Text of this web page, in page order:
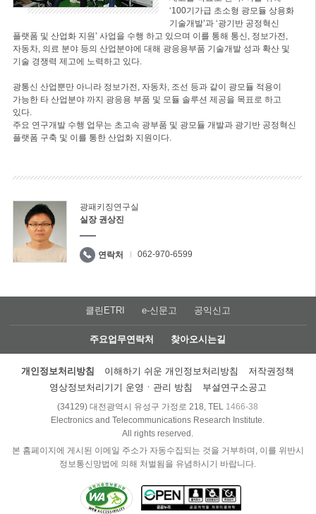
‘100기가급 초소형 광모듈 상용화
기술개발’과 ‘광기반 공정혁신
플랫폼 및 산업화 지원’ 사업을 수행 하고 있으며 이를 통해 통신, 정보가전,
자동차, 의료 분야 등의 산업분야에 대해 광응용부품 기술개발 성과 확산 및
기술 경쟁력 제고에 노력하고 있다.
광통신 산업뿐만 아니라 정보가전, 자동차, 조선 등과 같이 광모듈 적용이
가능한 타 산업분야 까지 광응용 부품 및 모듈 솔루션 제공을 목표로 하고
있다.
주요 연구개발 수행 업무는 초고속 광부품 및 광모듈 개발과 광기반 공정혁신
플랫폼 구축 및 이를 통한 산업화 지원이다.
광패키징연구실
실장 권상진
연락처 062-970-6599
클린ETRI e-신문고 공익신고
주요업무연락처 찾아오시는길
개인정보처리방침 이해하기 쉬운 개인정보처리방침
저작권정책
영상정보처리기기 운영ㆍ관리 방침
부설연구소공고
(34129) 대전광역시 유성구 가정로 218, TEL 1466-38
Electronics and Telecommunications Research Institute.
All rights reserved.
본 홈페이지에 게시된 이메일 주소가 자동수집되는 것을 거부하며, 이를 위반시
정보통신망법에 의해 처벌됨을 유념하시기 바랍니다.